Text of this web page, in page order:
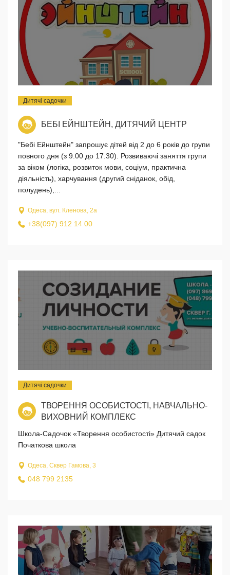
Дитячі садочки
БЕБІ ЕЙНШТЕЙН, ДИТЯЧИЙ ЦЕНТР
"Бебі Ейнштейн" запрошує дітей від 2 до 6 років до групи
повного дня (з 9.00 до 17.30). Розвиваючі заняття групи
за віком (логіка, розвиток мови, соціум, практична
діяльність), харчування (другий сніданок, обід,
полудень),...
Одеса, вул. Кленова, 2а
+38(097) 912 14 00
Дитячі садочки
ТВОРЕННЯ ОСОБИСТОСТІ, НАВЧАЛЬНО-
ВИХОВНИЙ КОМПЛЕКС
Школа-Садочок «Творення особистості» Дитячий садок
Початкова школа
Одеса, Сквер Гамова, 3
048 799 2135